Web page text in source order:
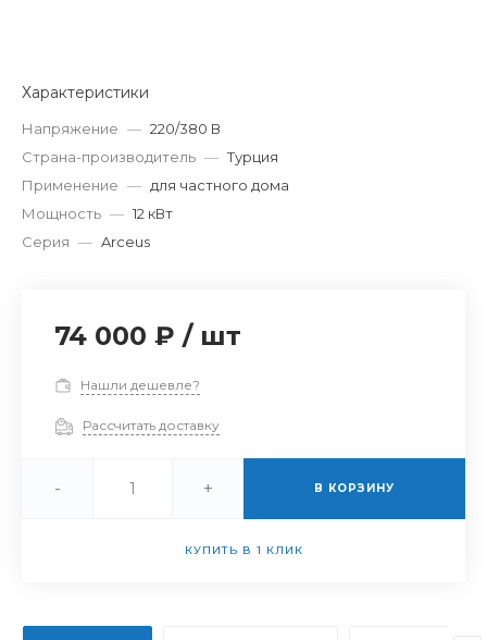
Характеристики
Напряжение — 220/380 В
Страна-производитель — Турция
Применение — для частного дома
Мощность — 12 кВт
Серия — Arceus
74 000 ₽ / шт
Нашли дешевле?
Рассчитать доставку
- + В КОРЗИНУ
КУПИТЬ В 1 КЛИК